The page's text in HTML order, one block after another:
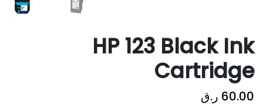
HP 123 Black Ink
Cartridge
60.00 ر.ق